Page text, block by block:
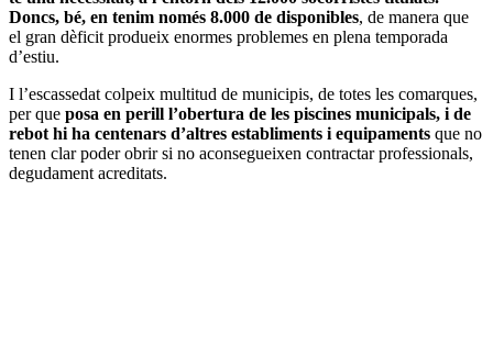
Doncs, bé, en tenim només 8.000 de disponibles, de manera que
el gran dèficit produeix enormes problemes en plena temporada
d’estiu.
I l’escassedat colpeix multitud de municipis, de totes les comarques,
per que posa en perill l’obertura de les piscines municipals, i de
rebot hi ha centenars d’altres establiments i equipaments que no
tenen clar poder obrir si no aconsegueixen contractar professionals,
degudament acreditats.